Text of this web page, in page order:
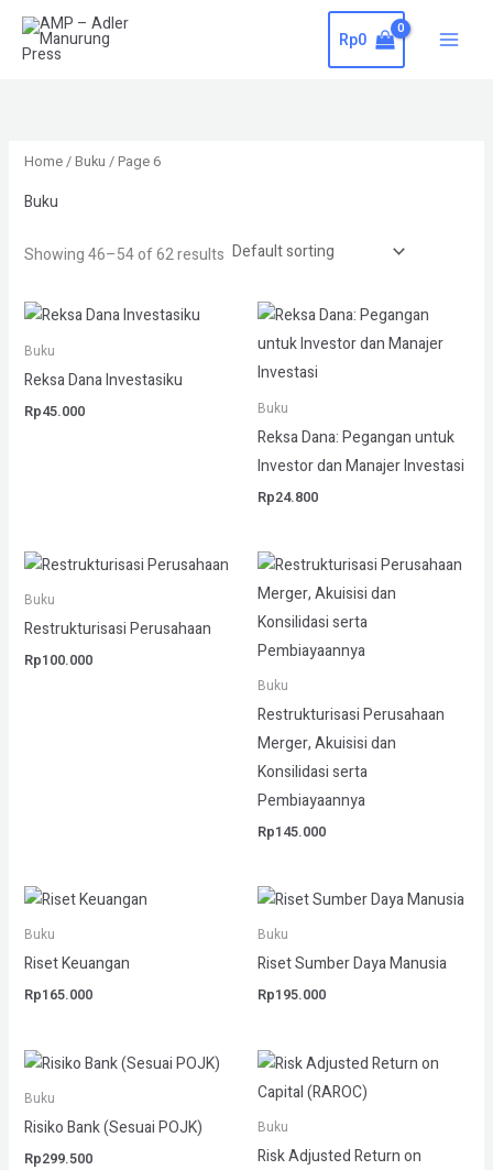
Skip
Rp0
S
e
h
Home/Buku / Page 6
Buku
Showing 46–54 of 62 results
Buku
Reksa Dana Investasiku
Rp45.000 Buku
Reksa Dana: Pegangan untuk
Investor dan Manajer Investasi
Rp24.800
Buku
Restrukturisasi Perusahaan
Rp100.000
Buku
Restrukturisasi Perusahaan
Merger, Akuisisi dan
Konsilidasi serta
Pembiayaannya
Rp145.000
Buku
Riset Keuangan
Rp165.000
Buku
Riset Sumber Daya Manusia
Rp195.000
Buku
Risiko Bank (Sesuai POJK)
Rp299.500
Buku
Risk Adjusted Return on